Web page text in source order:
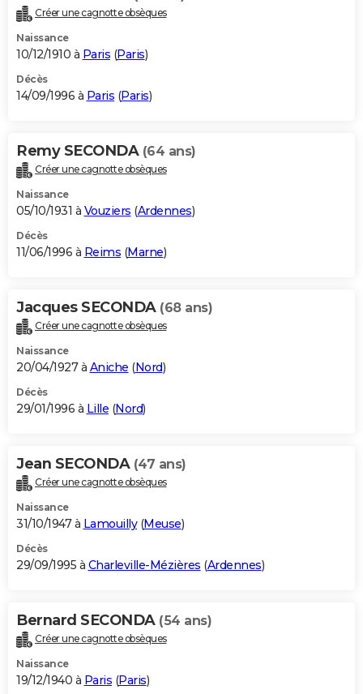
Créer une cagnotte obsèques
Naissance
10/12/1910 à Paris (Paris)
Décès
14/09/1996 à Paris (Paris)
Remy SECONDA (64 ans)
Créer une cagnotte obsèques
Naissance
05/10/1931 à Vouziers (Ardennes)
Décès
11/06/1996 à Reims (Marne)
Jacques SECONDA (68 ans)
Créer une cagnotte obsèques
Naissance
20/04/1927 à Aniche (Nord)
Décès
29/01/1996 à Lille (Nord)
Jean SECONDA (47 ans)
Créer une cagnotte obsèques
Naissance
31/10/1947 à Lamouilly(Meuse)
Décès
29/09/1995 à Charleville-Mézières (Ardennes)
Bernard SECONDA (54 ans)
Créer une cagnotte obsèques
Naissance
19/12/1940 à Paris (Paris)